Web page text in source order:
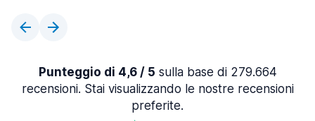
Punteggio di 4,6 / 5 sulla base di 279.664
recensioni. Stai visualizzando le nostre recensioni
preferite.